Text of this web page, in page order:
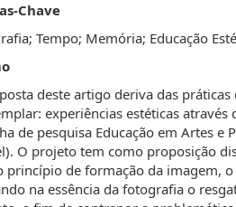
Chave
Tempo; Memória; Educação
deste artigo deriva das
experiências estéticas
de pesquisa Educação em Artes e
O projeto tem como proposição
princípio de formação da imagem,
na essência da fotografia o